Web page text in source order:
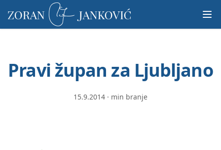
upoštevajte:
To
vključuje
sistem
Pravi župan za Ljubljano
15.9.2014 · min branje